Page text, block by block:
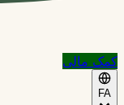
کمک مالی
FA